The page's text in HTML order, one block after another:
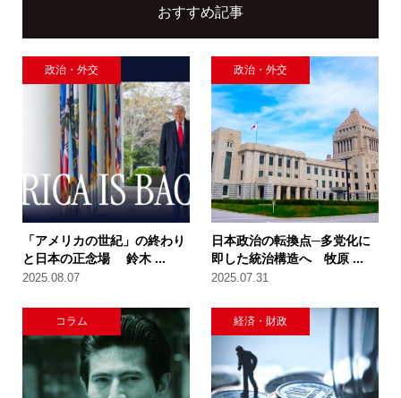
おすすめ記事
政治・外交
「アメリカの世紀」の終わり
と日本の正念場 鈴木 ...
2025.08.07
政治・外交
日本政治の転換点─多党化に
即した統治構造へ 牧原 ...
2025.07.31
コラム 経済・財政